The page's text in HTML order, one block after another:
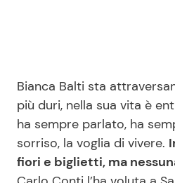
Info
Chi siamo
Disclaimer e Privacy
Bianca Balti sta
più duri, nella sua vita è
ha sempre parlato, ha
sorriso, la voglia di vivere.
fiori e biglietti, ma